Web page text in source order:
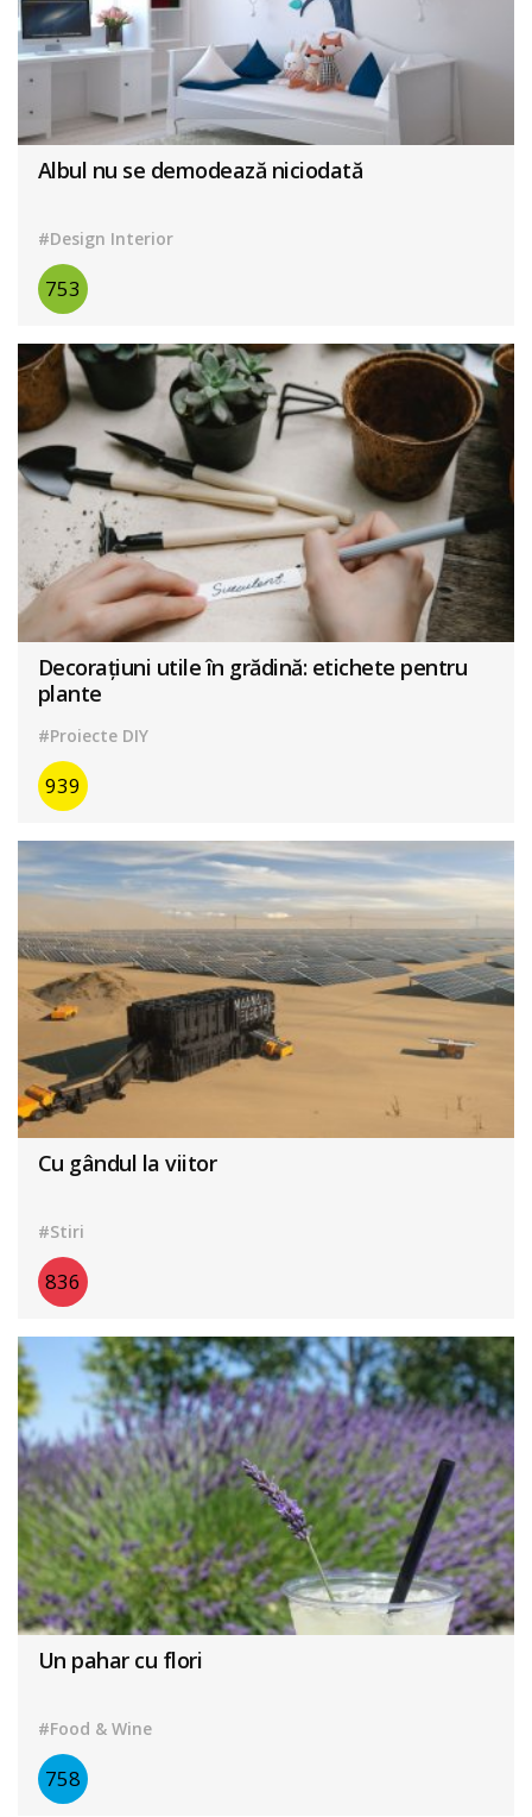
Albul nu se demodează niciodată
#Design Interior
753
Decorațiuni utile în grădină: etichete pentru
plante
#Proiecte DIY
939
Cu gândul la viitor
#Stiri
836
Un pahar cu flori
#Food & Wine
758